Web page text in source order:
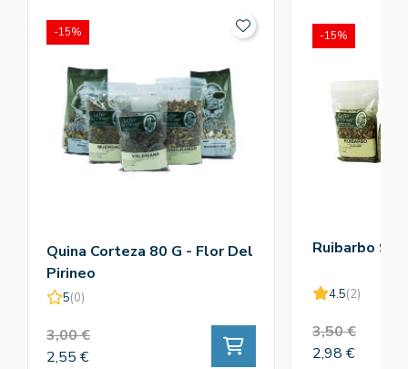
Quina Corteza 80 G - Flor Del
Pirineo
5(0)
3,00 €
2,55 €
-15%
Ruibarbo 90g
4.5(2)
3,50 €
2,98 €
-15%